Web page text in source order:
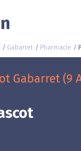
Gabarret Pharmacie
Gabarret (9